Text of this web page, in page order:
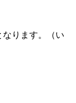
ります。（い